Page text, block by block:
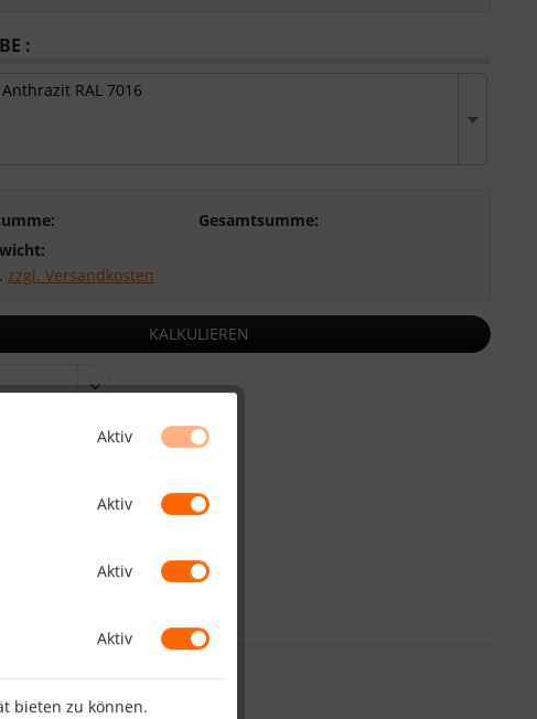
:
Anthrazit RAL 7016
Gesamtsumme:
zzgl. Versandkosten
KALKULIEREN
Merken Bewerten
HO1305
Aktiv
Aktiv
Aktiv
Aktiv
bieten zu können.